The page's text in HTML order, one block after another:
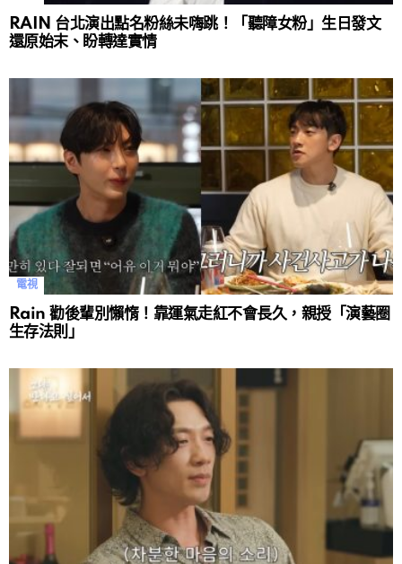
RAIN 台北演出點名粉絲未嗨跳！「聽障女粉」生日發文
還原始末、盼轉達實情
電視
Rain 勸後輩別懶惰！靠運氣走紅不會長久，親授「演藝圈
生存法則」